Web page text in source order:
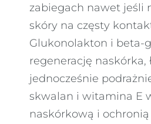
zabiegach nawet jeśli
skóry na częsty
Glukonolakton i beta-
regenerację naskórka,
jednocześnie
skwalan i witamina E
naskórkową i